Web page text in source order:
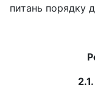
питань порядку